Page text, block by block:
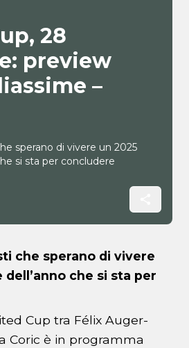
28
preview
–
sperano di vivere un 2025
si sta per concludere
che sperano di vivere
dell’anno che si sta per
Cup tra Félix Auger-
Coric è in programma